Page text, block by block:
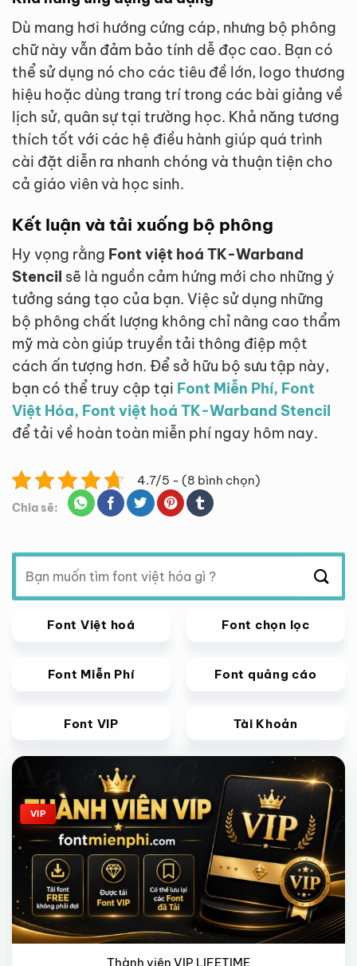
Dù mang hơi hướng cứng cáp, nhưng bộ phông
chữ này vẫn đảm bảo tính dễ đọc cao. Bạn có
thể sử dụng nó cho các tiêu đề lớn, logo thương
hiệu hoặc dùng trang trí trong các bài giảng về
lịch sử, quân sự tại trường học. Khả năng tương
thích tốt với các hệ điều hành giúp quá trình
cài đặt diễn ra nhanh chóng và thuận tiện cho
cả giáo viên và học sinh.
Kết luận và tải xuống bộ phông
Hy vọng rằng Font việt hoá TK-Warband
Stencil sẽ là nguồn cảm hứng mới cho những ý
tưởng sáng tạo của bạn. Việc sử dụng những
bộ phông chất lượng không chỉ nâng cao thẩm
mỹ mà còn giúp truyền tải thông điệp một
cách ấn tượng hơn. Để sở hữu bộ sưu tập này,
bạn có thể truy cập tại Font Miễn Phí, Font
Việt Hóa, Font việt hoá TK-Warband Stencil
để tải về hoàn toàn miễn phí ngay hôm nay.
4.7/5 - (8 bình chọn)
Chia sẽ:
Tìm
kiếm:
Font Việt hoá Font chọn lọc
Font Miễn Phí Font quảng cáo
Font VIP Tài Khoản
Giảm giá!
VIP
Thành viên VIP LIFETIME